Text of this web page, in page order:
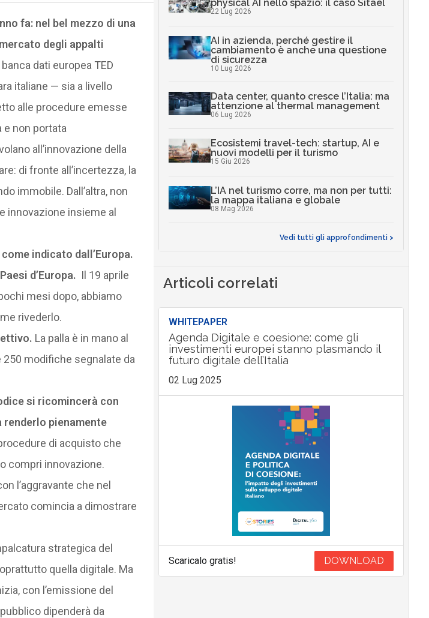
fa: nel bel mezzo di una
degli appalti
banca dati europea TED
italiane — sia a livello
alle procedure emesse
e non portata
all’innovazione della
di fronte all’incertezza, la
immobile. Dall’altra, non
innovazione insieme al
indicato dall’Europa.
d’Europa. Il 19 aprile
mesi dopo, abbiamo
rivederlo.
La palla è in mano al
modifiche segnalate da
si ricomincerà con
renderlo pienamente
di acquisto che
compri innovazione.
l’aggravante che nel
comincia a dimostrare
strategica del
quella digitale. Ma
con l’emissione del
pubblico dipenderà da
physical AI nello spazio: il caso Sitael
22 Lug 2026
AI in azienda, perché gestire il
cambiamento è anche una questione
di sicurezza
10 Lug 2026
Data center, quanto cresce l’Italia: ma
attenzione al thermal management
06 Lug 2026
Ecosistemi travel-tech: startup, AI e
nuovi modelli per il turismo
15 Giu 2026
L’IA nel turismo corre, ma non per tutti:
la mappa italiana e globale
08 Mag 2026
Vedi tutti gli approfondimenti >
Articoli correlati
WHITEPAPER
Agenda Digitale e coesione: come gli
investimenti europei stanno plasmando il
futuro digitale dell’Italia
02 Lug 2025
Scaricalo gratis! DOWNLOAD